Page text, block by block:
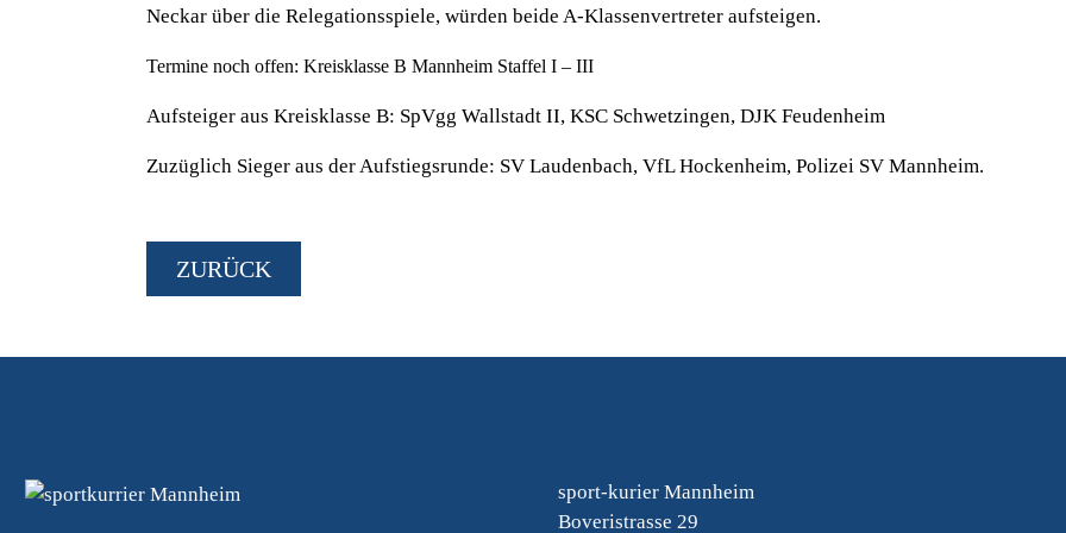
Neckar über die Relegationsspiele, würden beide A-Klassenvertreter aufsteigen.
Termine noch offen: Kreisklasse B Mannheim Staffel I – III
Aufsteiger aus Kreisklasse B: SpVgg Wallstadt II, KSC Schwetzingen, DJK Feudenheim
Zuzüglich Sieger aus der Aufstiegsrunde: SV Laudenbach, VfL Hockenheim, Polizei SV Mannheim.
ZURÜCK
sport-kurier Mannheim
Boveristrasse 29